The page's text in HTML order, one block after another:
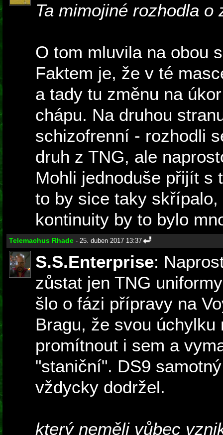
Ta mimojiné rozhodla o
O tom mluvila na obou
Faktem je, že v té
a tady tu změnu na
chápu. Na druhou
schizofrenní - rozhodli
druh z TNG, ale
Mohli jednoduše přijít s
to by sice taky
kontinuity by to bylo
Telemachus Rhade - 25. duben 2017 13:37
S.S.Enterprise:
zůstat jen TNG
šlo o fázi přípravy na
Bragu, že svou
promítnout i sem a
"staniční". DS9
vždycky dodržel.
který neměli vůbec